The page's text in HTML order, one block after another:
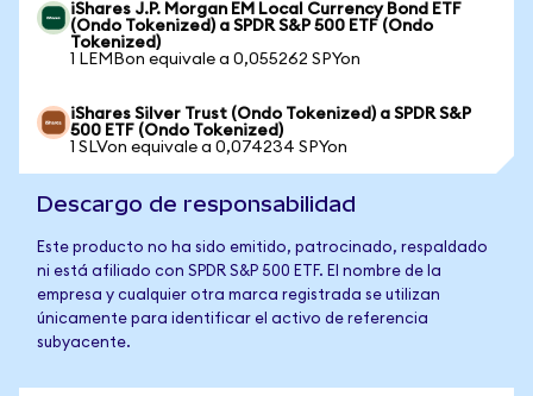
iShares J.P. Morgan EM Local Currency Bond ETF
(Ondo Tokenized) a SPDR S&P 500 ETF (Ondo
Tokenized)
1 LEMBon equivale a 0,055262 SPYon
iShares Silver Trust (Ondo Tokenized) a SPDR S&P
500 ETF (Ondo Tokenized)
1 SLVon equivale a 0,074234 SPYon
Descargo de responsabilidad
Este producto no ha sido emitido, patrocinado, respaldado
ni está afiliado con SPDR S&P 500 ETF. El nombre de la
empresa y cualquier otra marca registrada se utilizan
únicamente para identificar el activo de referencia
subyacente.